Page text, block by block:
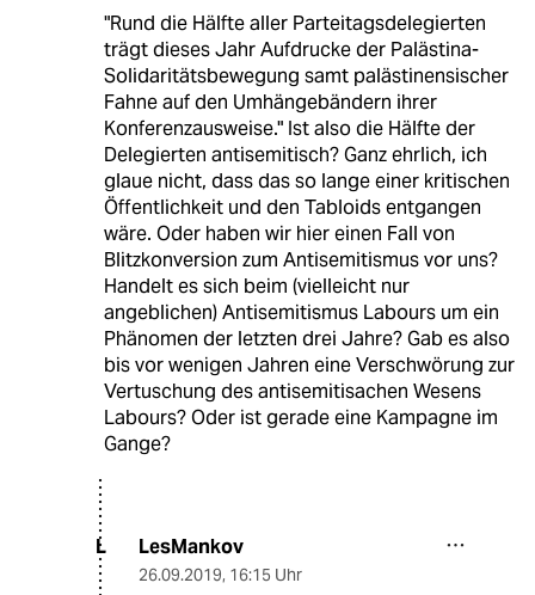
"Rund die Hälfte aller Parteitagsdelegierten
trägt dieses Jahr Aufdrucke der Palästina-
Solidaritätsbewegung samt palästinensischer
Fahne auf den Umhängebändern ihrer
Konferenzausweise." Ist also die Hälfte der
Delegierten antisemitisch? Ganz ehrlich, ich
glaue nicht, dass das so lange einer kritischen
Öffentlichkeit und den Tabloids entgangen
wäre. Oder haben wir hier einen Fall von
Blitzkonversion zum Antisemitismus vor uns?
Handelt es sich beim (vielleicht nur
angeblichen) Antisemitismus Labours um ein
Phänomen der letzten drei Jahre? Gab es also
bis vor wenigen Jahren eine Verschwörung zur
Vertuschung des antisemitisachen Wesens
Labours? Oder ist gerade eine Kampagne im
Gange?
L LesMankov
26.09.2019, 16:15 Uhr